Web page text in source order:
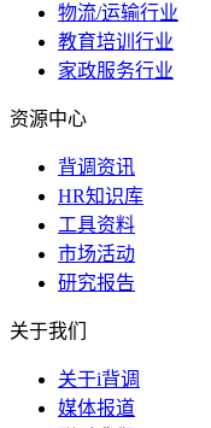
物流/运输行业
教育培训行业
家政服务行业
资源中心
背调资讯
HR知识库
工具资料
市场活动
研究报告
关于我们
关于i背调
媒体报道